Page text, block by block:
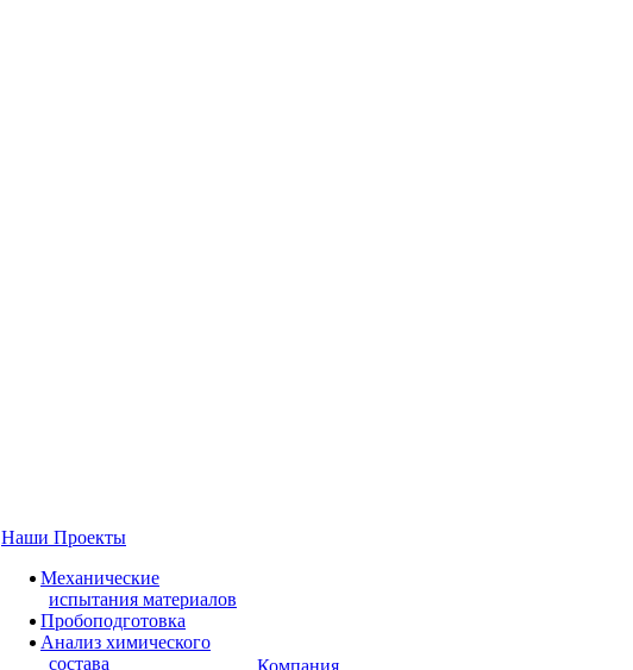
Наши Проекты
Механические
испытания материалов
Пробоподготовка
Анализ химического
состава
Компания